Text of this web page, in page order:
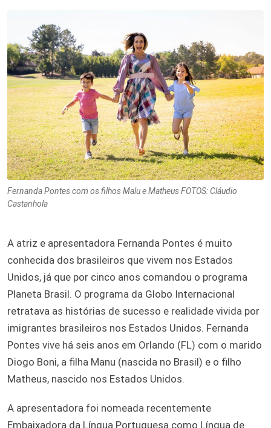
Fernanda Pontes com os filhos Malu e Matheus FOTOS: Cláudio
Castanhola
A atriz e apresentadora Fernanda Pontes é muito
conhecida dos brasileiros que vivem nos Estados
Unidos, já que por cinco anos comandou o programa
Planeta Brasil. O programa da Globo Internacional
retratava as histórias de sucesso e realidade vivida por
imigrantes brasileiros nos Estados Unidos. Fernanda
Pontes vive há seis anos em Orlando (FL) com o marido
Diogo Boni, a filha Manu (nascida no Brasil) e o filho
Matheus, nascido nos Estados Unidos.
A apresentadora foi nomeada recentemente
Embaixadora da Língua Portuguesa como Língua de